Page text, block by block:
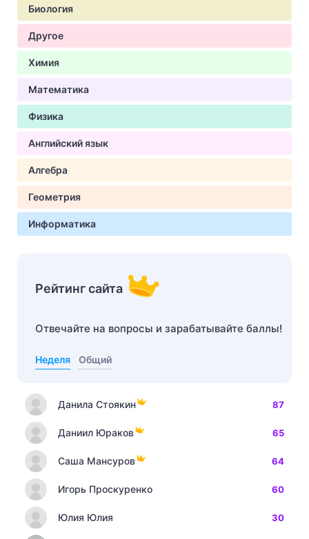
Биология
Другое
Химия
Математика
Физика
Английский язык
Алгебра
Геометрия
Информатика
Рейтинг сайта
Отвечайте на вопросы и зарабатывайте баллы!
Неделя Общий
Данила Стоякин 87
Даниил Юраков 65
Саша Мансуров 64
Игорь Проскуренко 60
Юлия Юлия 30